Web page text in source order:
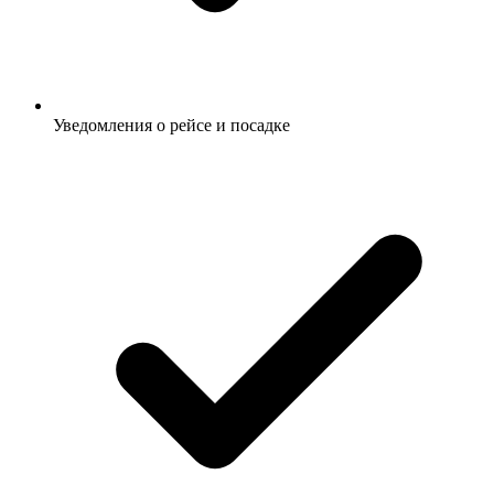
Уведомления о рейсе и посадке